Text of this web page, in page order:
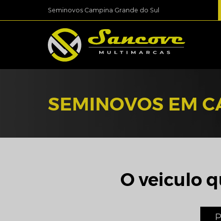
Seminovos Campina Grande do Sul
SEMINOVOS EM
O veiculo